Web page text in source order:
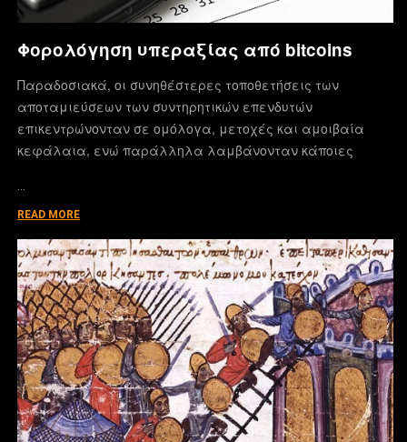
Φορολόγηση υπεραξίας από bitcoins
Παραδοσιακά, οι συνηθέστερες τοποθετήσεις των
αποταμιεύσεων των συντηρητικών επενδυτών
επικεντρώνονταν σε ομόλογα, μετοχές και αμοιβαία
κεφάλαια, ενώ παράλληλα λαμβάνονταν κάποιες
…
READ MORE